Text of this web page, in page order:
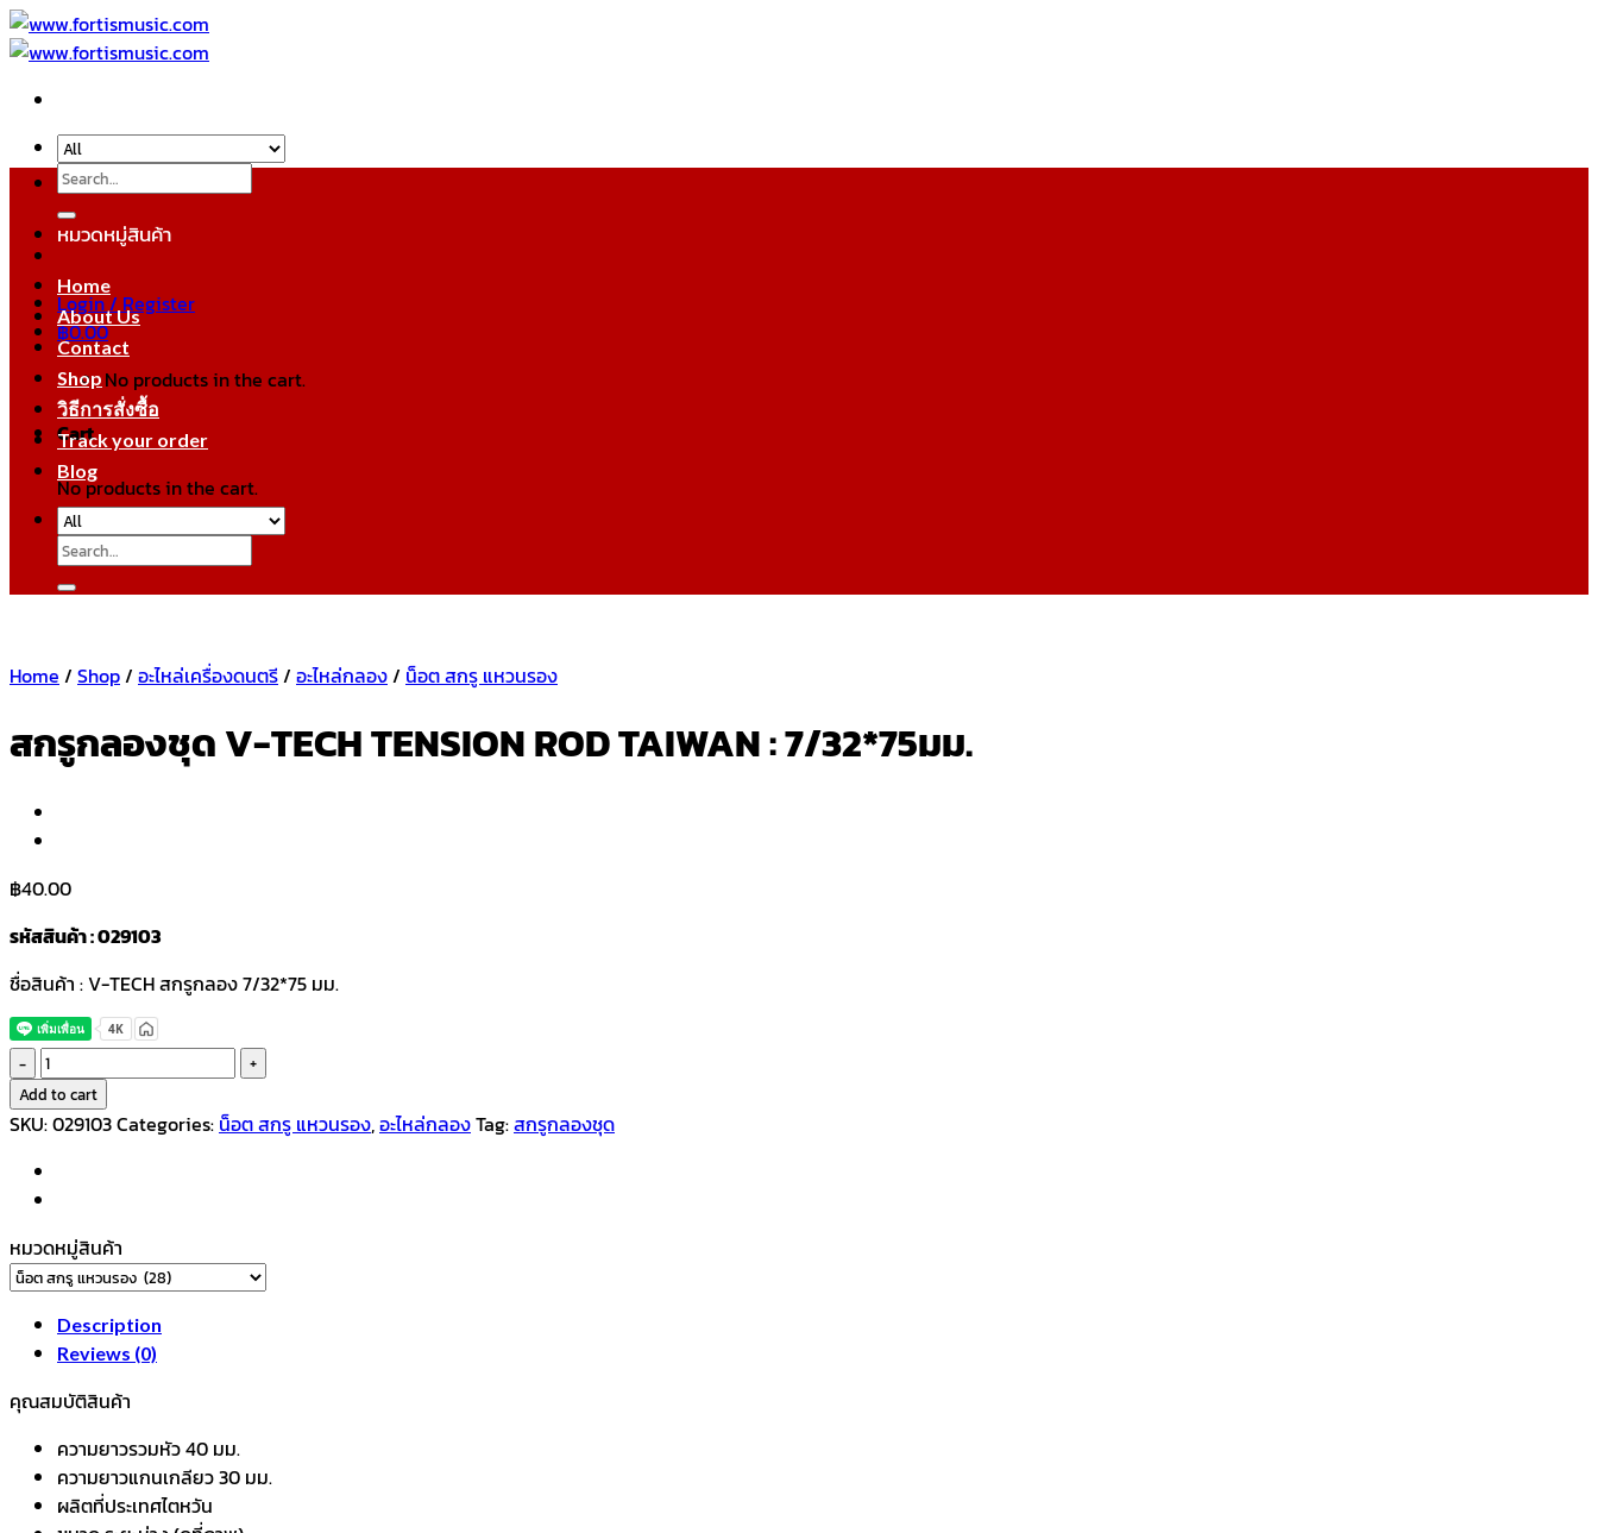
Skip
to
Search
for:
Login / Register
฿0.00
No products in the cart.
Cart
No products in the cart.
หมวดหมู่สินค้า
Home
About Us
Contact
Shop
วิธีการสั่งซื้อ
Track your order
Blog
Search
for:
Home / Shop/ อะไหล่เครื่องดนตรี/ อะไหล่กลอง/ น็อต สกรู แหวนรอง
สกรูกลองชุด V-TECH TENSION ROD TAIWAN : 7/32*75มม.
฿40.00
รหัสสินค้า : 029103
ชื่อสินค้า : V-TECH สกรูกลอง 7/32*75 มม.
สก
รู
กลอง
V-
TECH
TENSION
ROD
TAIWAN
:
7/32*75มม.
Add to cart
SKU:029103Categories: น็อต สกรู แหวนรอง,อะไหล่กลองTag:สกรูกลองชุด
หมวดหมู่สินค้า
Description
Reviews (0)
คุณสมบัติสินค้า
ความยาวรวมหัว 40 มม.
ความยาวแกนเกลียว 30 มม.
ผลิตที่ประเทศไตหวัน